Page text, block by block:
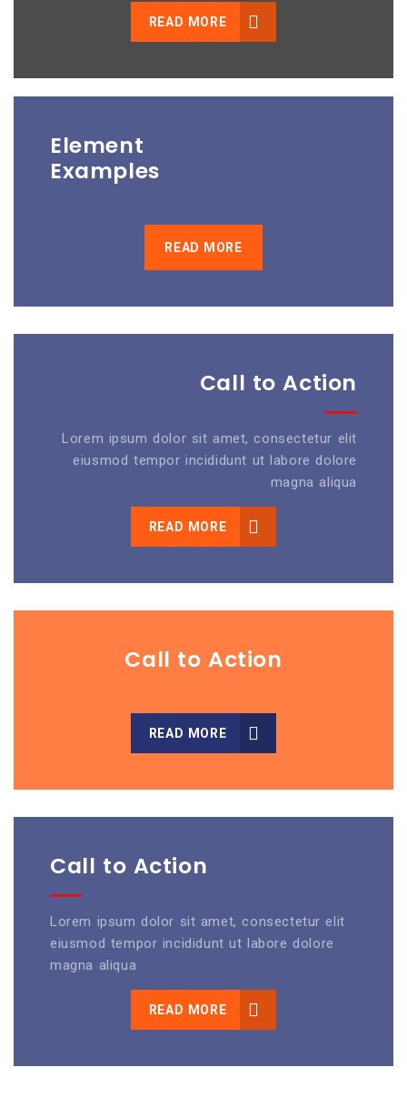
READ MORE
Element
Examples
READ MORE
Call to Action
Lorem ipsum dolor sit amet, consectetur elit
eiusmod tempor incididunt ut labore dolore
magna aliqua
READ MORE
Call to Action
READ MORE
Call to Action
Lorem ipsum dolor sit amet, consectetur elit
eiusmod tempor incididunt ut labore dolore
magna aliqua
READ MORE